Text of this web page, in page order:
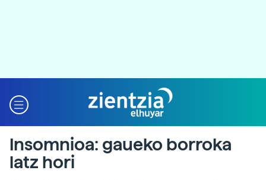
Insomnioa: gaueko borroka
latz hori